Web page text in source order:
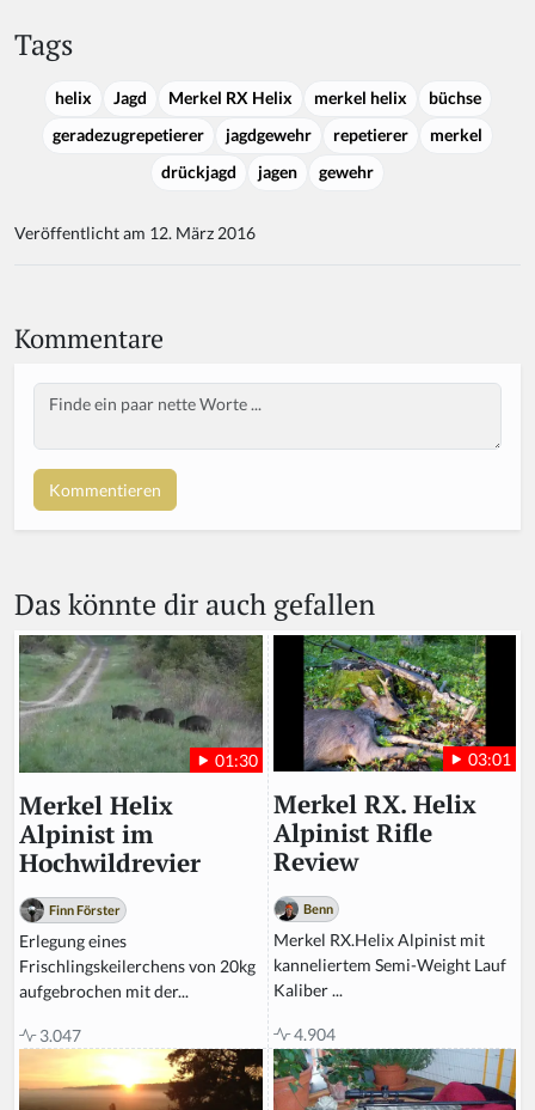
Tags
helix Jagd Merkel RX Helix merkel helix
büchse
geradezugrepetierer
jagdgewehr repetierer
merkel
drückjagd
jagen gewehr
Veröffentlicht am 12. März 2016
Kommentare
Body
Das könnte dir auch gefallen
01:30
Merkel Helix
Alpinist im
Hochwildrevier
Finn Förster
Erlegung eines
Frischlingskeilerchens von 20kg
aufgebrochen mit der...
3.047
03:01
Merkel RX. Helix
Alpinist Rifle
Review
Benn
Merkel RX.Helix Alpinist mit
kanneliertem Semi-Weight Lauf
Kaliber ...
4.904